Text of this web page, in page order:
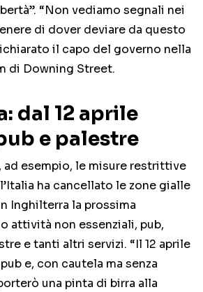
“Non vediamo segnali nei
di dover deviare da questo
il capo del governo nella
di Downing Street.
dal 12 aprile
e palestre
ad esempio, le misure restrittive
ha cancellato le zone gialle
Inghilterra la prossima
attività non essenziali, pub,
e tanti altri servizi. “Il 12 aprile
e, con cautela ma senza
una pinta di birra alla